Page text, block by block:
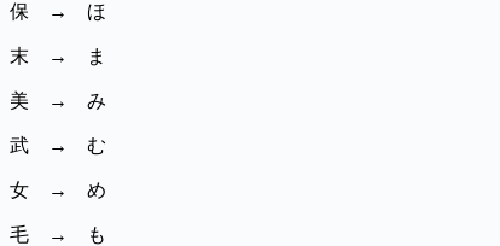
保 → ほ
末 → ま
美 → み
武 → む
女 → め
毛 → も